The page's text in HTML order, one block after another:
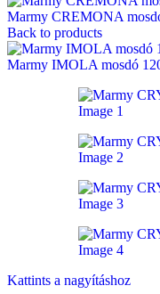
Marmy CREMONA
Back to products
Marmy IMOLA mosdó
Kattints a nagyításhoz